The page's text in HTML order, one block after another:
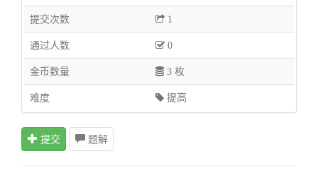
提交次数
1
通过人数 0
金币数量 3 枚
难度 提高
提交 题解